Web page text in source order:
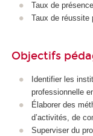
Taux de
Taux de réussite
Objectifs
Identifier les
professionnelle
Élaborer des
d’activités, de
Superviser du